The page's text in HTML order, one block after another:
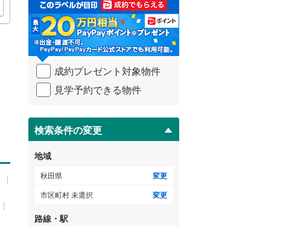
る
・
条
件
を
イ
ペ
ジ
に
保
存
す
る
成約プレゼント対象物件
見学予約できる物件
検索条件の変更
地域
秋田県 変更
市区町村 未選択 変更
路線・駅